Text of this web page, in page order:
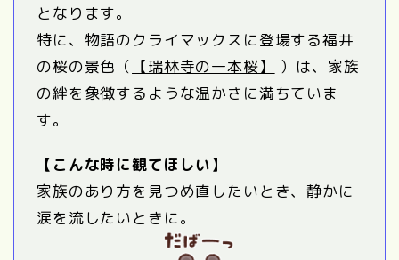
となります。
特に、物語のクライマックスに登場する福井
の桜の景色（ 【瑞林寺の一本桜】
）は、家族
の絆を象徴するような温かさに満ちていま
す。
【こんな時に観てほしい】
家族のあり方を見つめ直したいとき、静かに
涙を流したいときに。